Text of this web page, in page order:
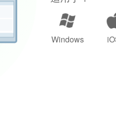
Windows